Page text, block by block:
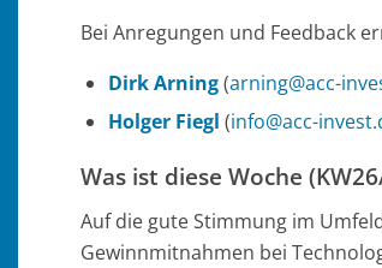
Bei Anregungen und Feedback
Dirk Arning(arning@acc-
Holger Fiegl (info@acc-
Was ist diese Woche
Auf die gute Stimmung im
Gewinnmitnahmen bei